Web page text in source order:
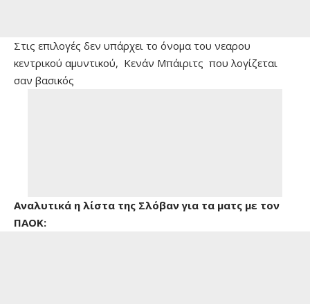
Στις επιλογές δεν υπάρχει το όνομα του νεαρου
κεντρικού αμυντικού, Κενάν Μπάιριτς που λογίζεται
σαν βασικός
Αναλυτικά η λίστα της Σλόβαν για τα ματς με τον
ΠΑΟΚ: